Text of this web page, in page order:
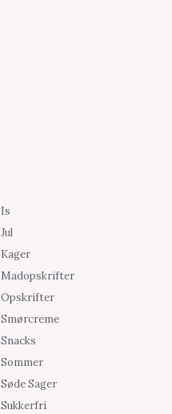
Is
Jul
Kager
Madopskrifter
Opskrifter
Smørcreme
Snacks
Sommer
Søde Sager
Sukkerfri